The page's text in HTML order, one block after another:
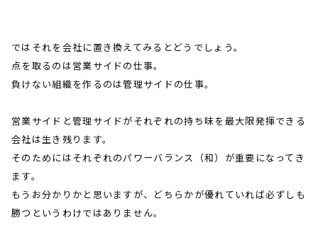
ではそれを会社に置き換えてみるとどうでしょう。
点を取るのは営業サイドの仕事。
負けない組織を作るのは管理サイドの仕事。
営業サイドと管理サイドがそれぞれの持ち味を最大限発揮できる
会社は生き残ります。
そのためにはそれぞれのパワーバランス（和）が重要になってき
ます。
もうお分かりかと思いますが、どちらかが優れていれば必ずしも
勝つというわけではありません。